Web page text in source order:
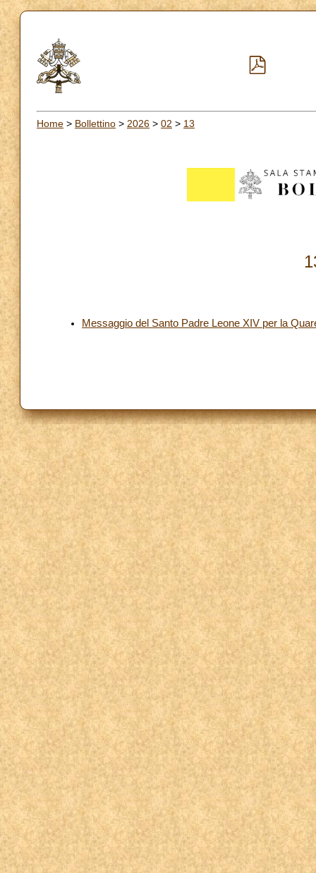
Home > Bollettino > 2026 > 02 > 13
Messaggio del Santo Padre Leone XIV per la